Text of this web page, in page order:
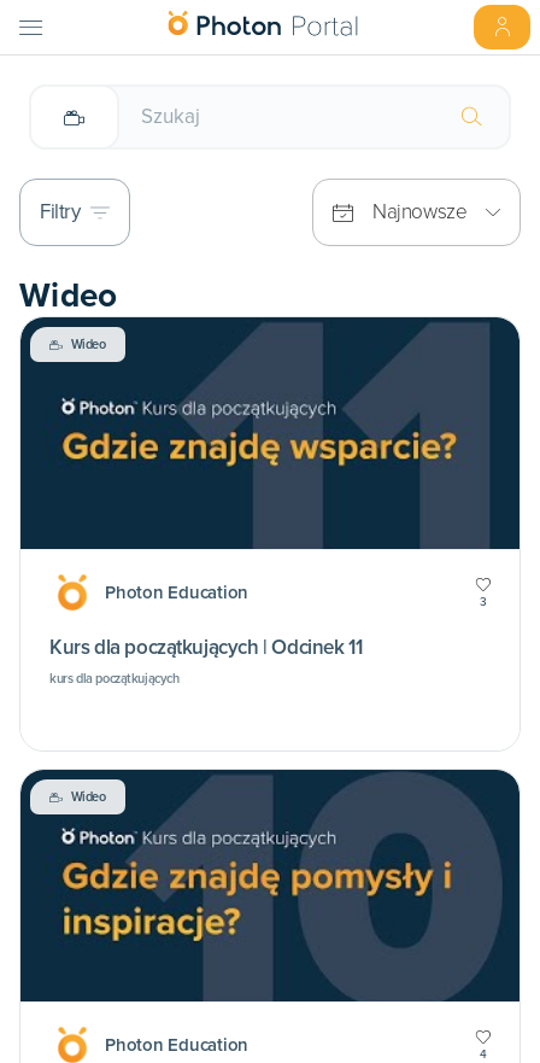
Filtry Najnowsze
Wideo
Wideo
Photon Education 3
Kurs dla początkujących | Odcinek 11
kurs dla początkujących
Wideo
Photon Education 4